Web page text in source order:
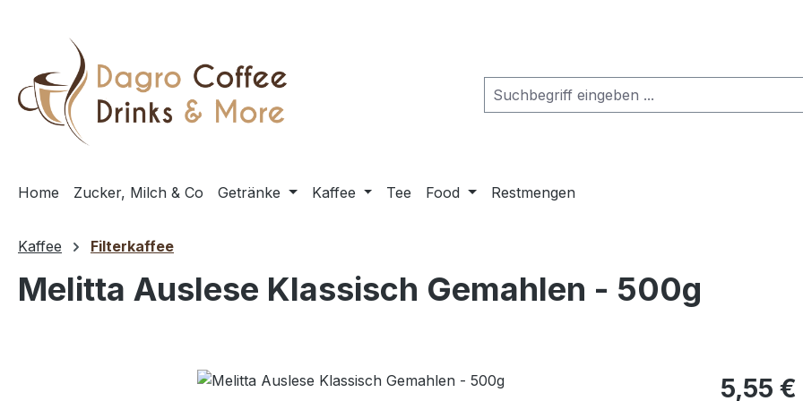
Home Zucker, Milch & Co Getränke Kaffee Tee Food Restmengen
Kaffee Filterkaffee
Melitta Auslese Klassisch Gemahlen - 500g
5,55 €